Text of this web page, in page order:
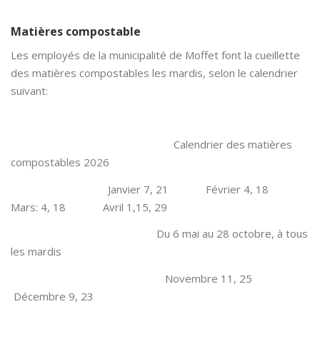
Matières compostable
Les employés de la municipalité de Moffet font la cueillette
des matières compostables les mardis, selon le calendrier
suivant:
Calendrier des matières
compostables 2026
Janvier 7, 21 Février 4, 18
Mars: 4, 18 Avril 1,15, 29
Du 6 mai au 28 octobre, à tous
les mardis
Novembre 11, 25
Décembre 9, 23